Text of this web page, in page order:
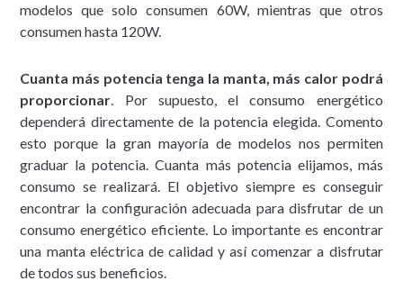
modelos que solo consumen 60W, mientras que otros
consumen hasta 120W.
Cuanta más potencia tenga la manta, más calor podrá
proporcionar. Por supuesto, el consumo energético
dependerá directamente de la potencia elegida. Comento
esto porque la gran mayoría de modelos nos permiten
graduar la potencia. Cuanta más potencia elijamos, más
consumo se realizará. El objetivo siempre es conseguir
encontrar la configuración adecuada para disfrutar de un
consumo energético eficiente. Lo importante es encontrar
una manta eléctrica de calidad y así comenzar a disfrutar
de todos sus beneficios.